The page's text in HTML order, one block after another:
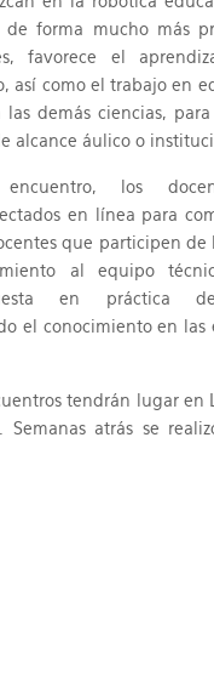
de forma mucho más
favorece el
así como el trabajo en
las demás ciencias,
alcance áulico o
los
en línea para
que participen de
al equipo
en práctica
el conocimiento en las
tendrán lugar en
Semanas atrás se